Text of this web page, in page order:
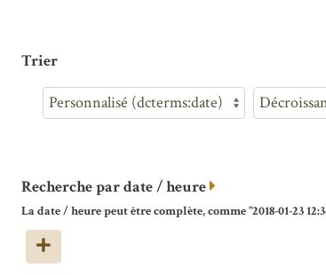
Trier
Recherche par date / heure
La date / heure peut être complète, comme "2018-01-23